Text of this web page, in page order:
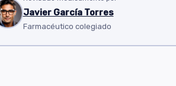
Javier García Torres
Farmacéutico colegiado